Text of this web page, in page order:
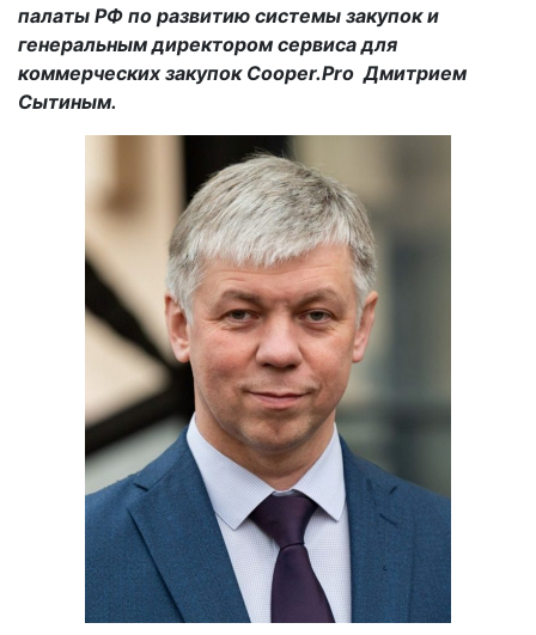
палаты РФ по развитию системы закупок и
генеральным директором сервиса для
коммерческих закупок Cooper.Pro Дмитрием
Сытиным.